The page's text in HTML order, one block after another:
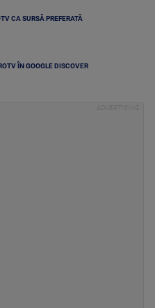
CA SURSĂ PREFERATĂ
ÎN GOOGLE DISCOVER